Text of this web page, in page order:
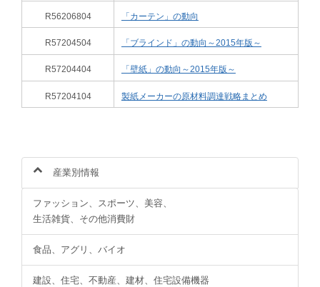
R56206804 「カーテン」の動向
R57204504 「ブラインド」の動向～2015年版～
R57204404 「壁紙」の動向～2015年版～
R57204104 製紙メーカーの原材料調達戦略まとめ
産業別情報
ファッション、スポーツ、美容、
生活雑貨、その他消費財
食品、アグリ、バイオ
建設、住宅、不動産、建材、住宅設備機器